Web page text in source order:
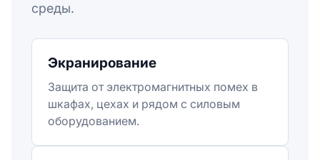
среды.
Экранирование
Защита от электромагнитных помех в
шкафах, цехах и рядом с силовым
оборудованием.